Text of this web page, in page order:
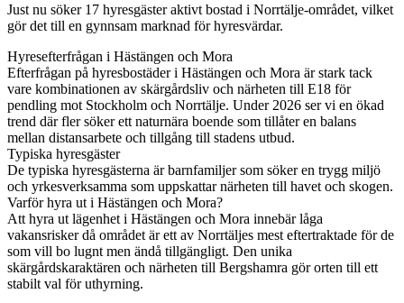
Just nu söker 17 hyresgäster aktivt bostad i Norrtälje-området, vilket
gör det till en gynnsam marknad för hyresvärdar.
Hyresefterfrågan i Hästängen och Mora
Efterfrågan på hyresbostäder i Hästängen och Mora är stark tack
vare kombinationen av skärgårdsliv och närheten till E18 för
pendling mot Stockholm och Norrtälje. Under 2026 ser vi en ökad
trend där fler söker ett naturnära boende som tillåter en balans
mellan distansarbete och tillgång till stadens utbud.
Typiska hyresgäster
De typiska hyresgästerna är barnfamiljer som söker en trygg miljö
och yrkesverksamma som uppskattar närheten till havet och skogen.
Varför hyra ut i Hästängen och Mora?
Att hyra ut lägenhet i Hästängen och Mora innebär låga
vakansrisker då området är ett av Norrtäljes mest eftertraktade för de
som vill bo lugnt men ändå tillgängligt. Den unika
skärgårdskaraktären och närheten till Bergshamra gör orten till ett
stabilt val för uthyrning.